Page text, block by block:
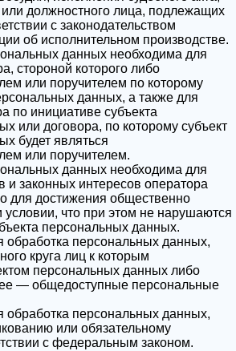
или должностного лица, подлежащих
с законодательством
об исполнительном производстве.
данных необходима для
стороной которого либо
или поручителем по которому
данных, а также для
по инициативе субъекта
или договора, по которому субъект
будет являться
или поручителем.
данных необходима для
и законных интересов оператора
для достижения общественно
что при этом не нарушаются
персональных данных.
обработка персональных данных,
круга лиц к которым
персональных данных либо
— общедоступные персональные
обработка персональных данных,
или обязательному
с федеральным законом.